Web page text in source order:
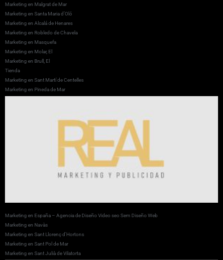
Marketing en Malgrat de Mar
Marketing en Santa Maria d’Oló
Marketing en Alcalá de Henares
Marketing en Robledo de Chavela
Marketing en Masquefa
Marketing en Molar, El
Marketing en Brull, El
Tienda
Marketing en Sant Martí de Centelles
Marketing en Pineda de Mar
Marketing en España – Agencia de Diseño Video seo Sem Diseño Web
Marketing en Navàs
Marketing en Sant Llorenç d’Hortons
Marketing en Sant Pol de Mar
Marketing en Sant Julià de Vilatorta